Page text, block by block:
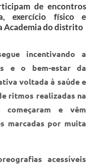
de encontros
exercício físico e
Academia do distrito
incentivando a
e o bem-estar da
voltada à saúde e
ritmos realizadas na
começaram e vêm
marcadas por muita
acessíveis